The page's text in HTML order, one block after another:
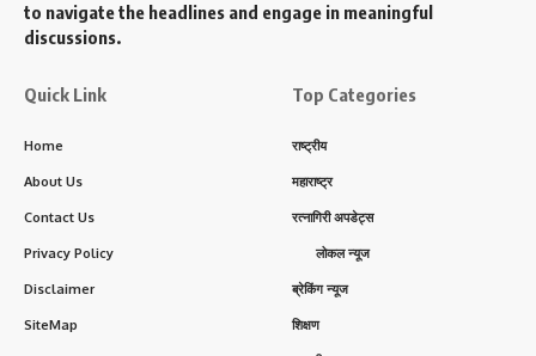
to navigate the headlines and engage in meaningful
discussions.
Quick Link
Home
About Us
Contact Us
Privacy Policy
Disclaimer
SiteMap
Top Categories
राष्ट्रीय
महाराष्ट्र
रत्नागिरी अपडेट्स
लोकल न्यूज
ब्रेकिंग न्यूज
शिक्षण